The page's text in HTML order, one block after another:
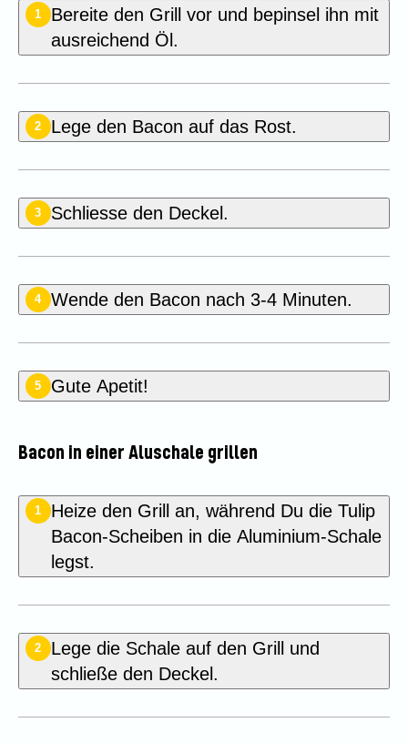
1
Bereite den Grill vor und bepinsel ihn mit
ausreichend Öl.
2 Lege den Bacon auf das Rost.
3 Schliesse den Deckel.
4 Wende den Bacon nach 3-4 Minuten.
5 Gute Apetit!
Bacon in einer Aluschale grillen
1
Heize den Grill an, während Du die Tulip
Bacon-Scheiben in die Aluminium-Schale
legst.
2
Lege die Schale auf den Grill und
schließe den Deckel.